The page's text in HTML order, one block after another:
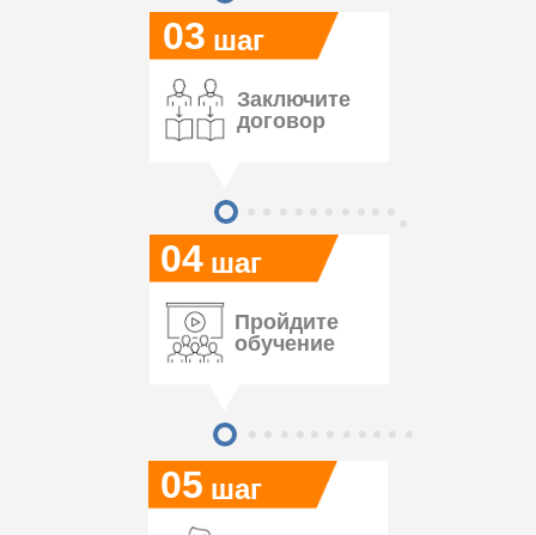
05
04
03 шаг
шаг
шаг
Заключите
договор
Пройдите
обучение